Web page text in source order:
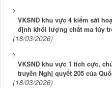
VKSND khu vực 4 kiểm sát
định khối lượng chất ma túy
(18/03/2026)
VKSND khu vực 1 tích cực,
truyền Nghị quyết 205 của
(18/03/2026)